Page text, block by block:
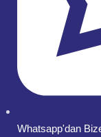
Whatsapp'dan